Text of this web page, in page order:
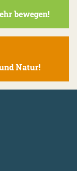
bewegen!
Natur!
scrollen